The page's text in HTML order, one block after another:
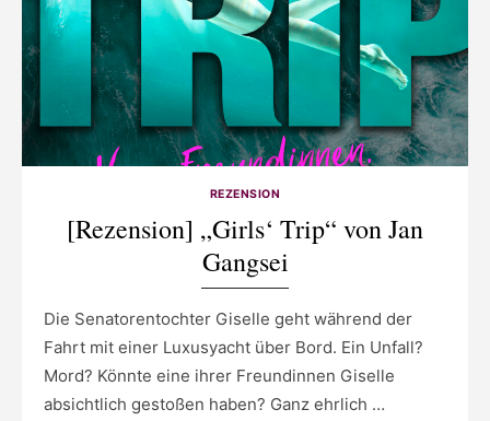
REZENSION
[Rezension] „Girls‘ Trip“ von Jan
Gangsei
Die Senatorentochter Giselle geht während der
Fahrt mit einer Luxusyacht über Bord. Ein Unfall?
Mord? Könnte eine ihrer Freundinnen Giselle
absichtlich gestoßen haben? Ganz ehrlich …